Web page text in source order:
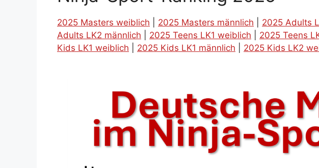
2025 Masters weiblich 2025 Masters männlich 2025 Adults
Adults LK2 männlich
2025 Teens LK1 weiblich 2025 Teens
Kids LK1 weiblich
2025 Kids LK1 männlich 2025 Kids LK2